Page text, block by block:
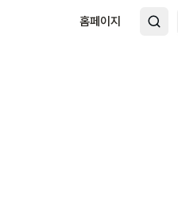
홈페이지